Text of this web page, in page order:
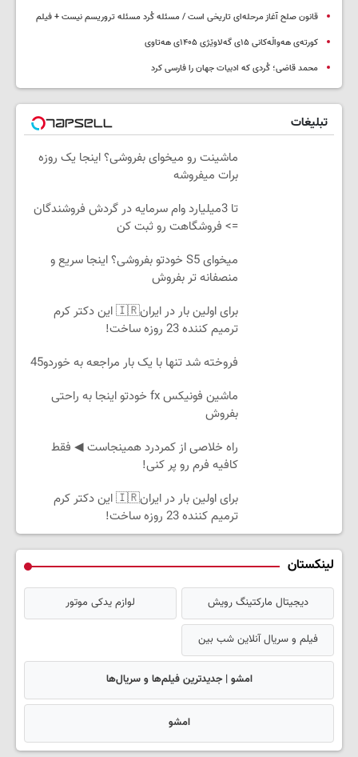
قانون صلح آغاز مرحله‌ای تاریخی است / مسئله کُرد مسئله تروریسم نیست + فیلم
کورتەی هەواڵەکانی ۱۵ی گەلاوێژی ۱۴۰۵ی هەتاوی
محمد قاضی؛ کُردی که ادبیات جهان را فارسی کرد
تبلیغات
ماشینت رو میخوای بفروشی؟ اینجا یک روزه
برات میفروشه
تا 3میلیارد وام سرمایه در گردش فروشندگان
=> فروشگاهت رو ثبت کن
میخوای S5 خودتو بفروشی؟ اینجا سریع و
منصفانه تر بفروش
برای اولین بار در ایران🇮🇷 این دکتر کرم
ترمیم کننده 23 روزه ساخت!
فروخته شد تنها با یک بار مراجعه به خوردو45
ماشین فونیکس fx خودتو اینجا به راحتی
بفروش
‌راه خلاصی از کمردرد همینجاست ◀ فقط
کافیه فرم رو پر کنی!
برای اولین بار در ایران🇮🇷 این دکتر کرم
ترمیم کننده 23 روزه ساخت!
لینکستان
دیجیتال مارکتینگ رویش لوازم یدکی موتور
فیلم و سریال آنلاین شب بین
امشو | جدیدترین فیلم‌ها و سریال‌ها
امشو